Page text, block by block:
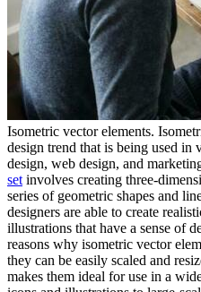
Isometric vector elements.
design trend that is being used in
design, web design, and
set involves creating three-
series of geometric shapes and
designers are able to create
illustrations that have a sense of
reasons why isometric vector
they can be easily scaled and
makes them ideal for use in a